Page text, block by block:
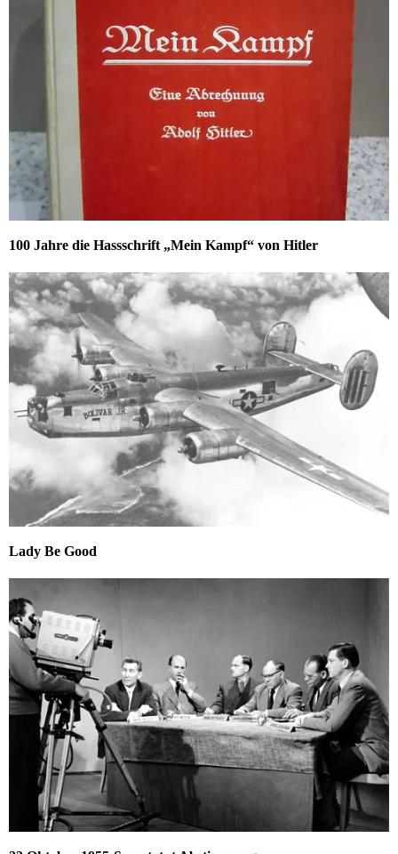
100 Jahre die Hassschrift „Mein Kampf“ von Hitler
Lady Be Good